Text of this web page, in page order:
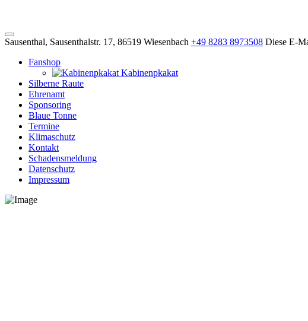
Sausenthal, Sausenthalstr. 17, 86519 Wiesenbach +49 8283 8973508 Diese E-
Fanshop
Kabinenpkakat
Silberne Raute
Ehrenamt
Sponsoring
Blaue Tonne
Termine
Klimaschutz
Kontakt
Schadensmeldung
Datenschutz
Impressum